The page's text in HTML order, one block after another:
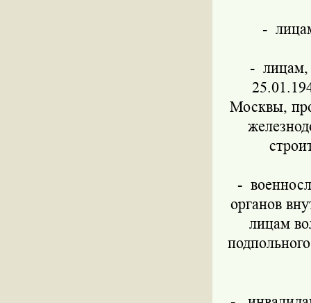
-
- лицам,
Москвы,
-
органов
лицам